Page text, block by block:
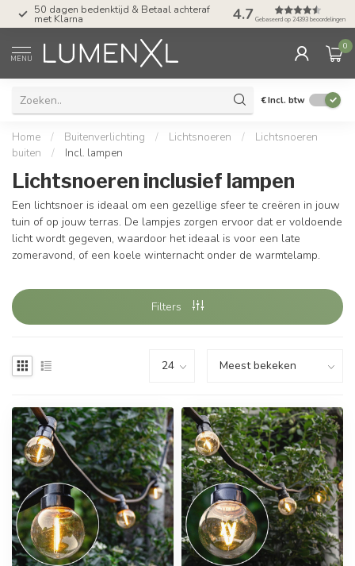
Tel: ma-do tot 23.00, vr tot 21.00, za tot
17.00 uur 4.7 Gebaseerd op 24393 beoordelingen
MENU
0
€Incl. btw
Home / Buitenverlichting / Lichtsnoeren /
Lichtsnoeren
buiten
/ Incl. lampen
Lichtsnoeren inclusief lampen
Een lichtsnoer is ideaal om een gezellige sfeer te creëren in jouw
tuin of op jouw terras. De lampjes zorgen ervoor dat er voldoende
licht wordt gegeven, waardoor het ideaal is voor een late
zomeravond, of een koele winternacht onder de warmtelamp.
Filters